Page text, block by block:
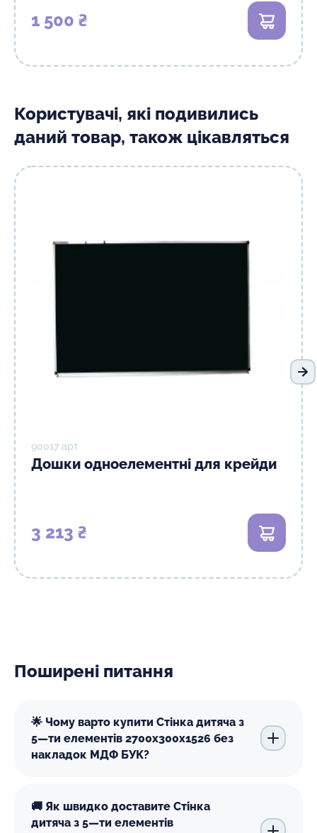
1 500 ₴ В кошик
Користувачі, які подивились
даний товар, також цікавляться
90017 арт
Дошки одноелементні для крейди
3 213 ₴ В кошик
Поширені питання
🌟 Чому варто купити Стінка дитяча з
5—ти елементів 2700х300х1526 без
накладок МДФ БУК?
🚚 Як швидко доставите Стінка
дитяча з 5—ти елементів